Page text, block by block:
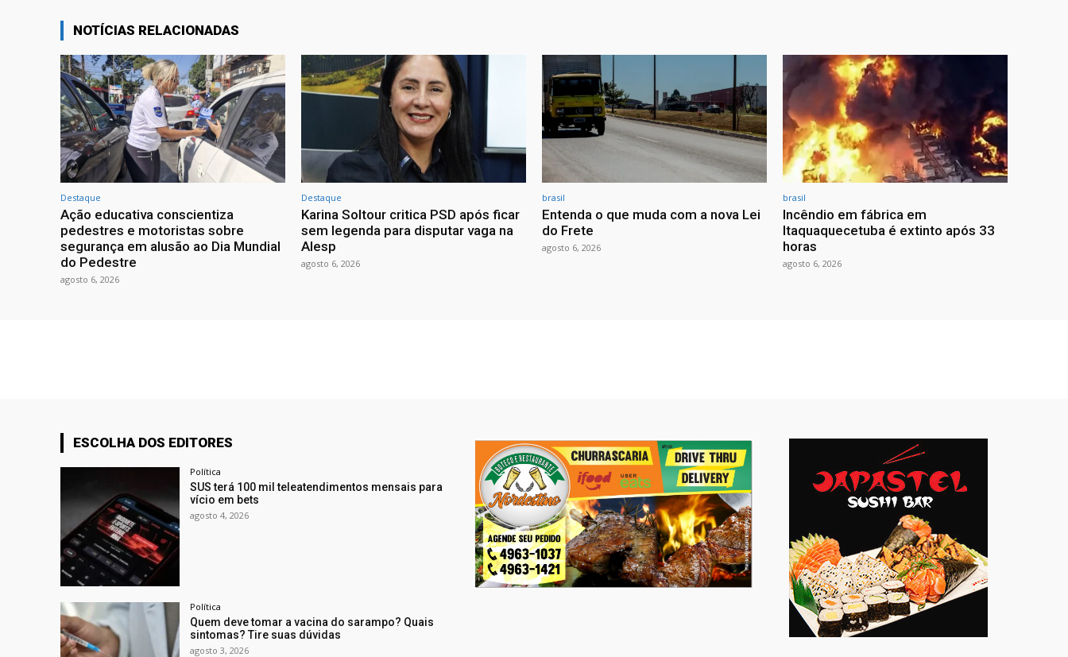
NOTÍCIAS RELACIONADAS
Destaque
Ação educativa conscientiza
pedestres e motoristas sobre
segurança em alusão ao Dia Mundial
do Pedestre
agosto 6, 2026
Destaque
Karina Soltour critica PSD após ficar
sem legenda para disputar vaga na
Alesp
agosto 6, 2026
brasil
Entenda o que muda com a nova Lei
do Frete
agosto 6, 2026
brasil
Incêndio em fábrica em
Itaquaquecetuba é extinto após 33
horas
agosto 6, 2026
ESCOLHA DOS EDITORES
Política
SUS terá 100 mil teleatendimentos mensais para
vício em bets
agosto 4, 2026
Política
Quem deve tomar a vacina do sarampo? Quais
sintomas? Tire suas dúvidas
agosto 3, 2026